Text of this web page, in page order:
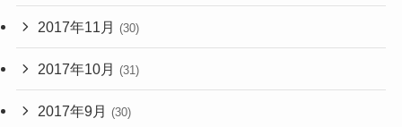
2017年11月 (30)
2017年10月 (31)
2017年9月 (30)